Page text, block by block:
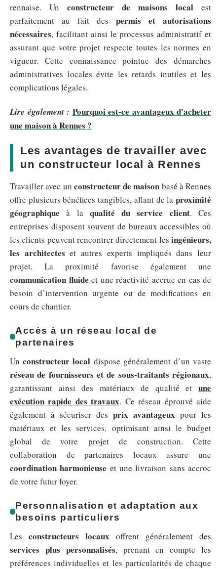
rennaise. Un constructeur de maisons local est
parfaitement au fait des permis et autorisations
nécessaires, facilitant ainsi le processus administratif et
assurant que votre projet respecte toutes les normes en
vigueur. Cette connaissance pointue des démarches
administratives locales évite les retards inutiles et les
complications légales.
Lire également : Pourquoi est-ce avantageux d'acheter
une maison à Rennes ?
Les avantages de travailler avec
un constructeur local à Rennes
Travailler avec un constructeur de maison basé à Rennes
offre plusieurs bénéfices tangibles, allant de la proximité
géographique à la qualité du service client. Ces
entreprises disposent souvent de bureaux accessibles où
les clients peuvent rencontrer directement les ingénieurs,
les architectes et autres experts impliqués dans leur
projet. La proximité favorise également une
communication fluide et une réactivité accrue en cas de
besoin d’intervention urgente ou de modifications en
cours de chantier.
Accès à un réseau local de
partenaires
Unconstructeur local dispose généralement d’un vaste
réseau de fournisseurs et de sous-traitants régionaux,
garantissant ainsi des matériaux de qualité et une
exécution rapide des travaux. Ce réseau éprouvé aide
également à sécuriser des prix avantageux pour les
matériaux et les services, optimisant ainsi le budget
global de votre projet de construction. Cette
collaboration de partenaires locaux assure une
coordination harmonieuse et une livraison sans accroc
de votre futur foyer.
Personnalisation et adaptation aux
besoins particuliers
Les constructeurs locaux offrent généralement des
services plus personnalisés, prenant en compte les
préférences individuelles et les particularités de chaque